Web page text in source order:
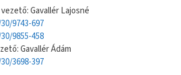
vezető: Gavallér Lajosné
9743-697
9855-458
Gavallér Ádám
3698-397